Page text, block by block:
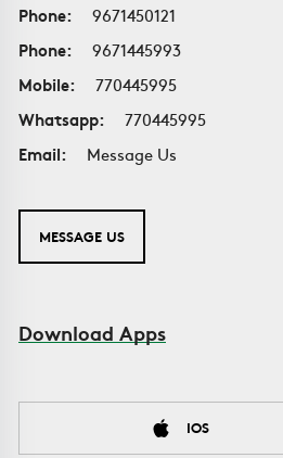
Phone:
9671450121
Phone:
9671445993
Mobile:
770445995
Whatsapp:
770445995
Email:
Message Us
MESSAGE US
Download Apps
IOS